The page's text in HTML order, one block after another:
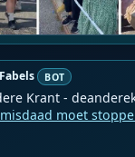
BOT
Krant -
misdaad moet